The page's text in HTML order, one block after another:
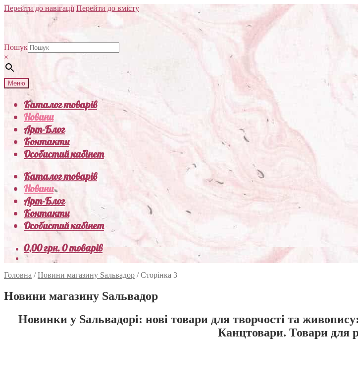
Перейти до навігації Перейти до вмісту
Пошук
×
Меню
Каталог товарів
Новини
Арт-Блог
Контакти
Особистий кабінет
Каталог товарів
Новини
Арт-Блог
Контакти
Особистий кабінет
0,00грн.0 товарів
Головна /Новини магазину Sальвадор /Сторінка 3
Новини магазину Sальвадор
Новинки у Sальвадорі: нові товари для творчості та
Канцтовари. Товари для